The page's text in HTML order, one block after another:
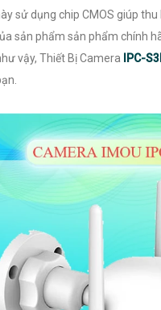
sử dụng chip CMOS giúp
sản phẩm sản phẩm chính
vậy, Thiết Bị Camera
IPC-